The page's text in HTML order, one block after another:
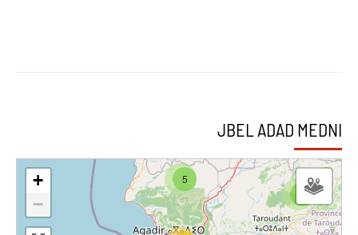
JBEL ADAD MEDNI
5
2
+
−